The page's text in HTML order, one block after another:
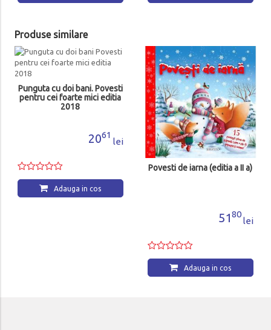
Produse similare
Punguta cu doi bani. Povesti
pentru cei foarte mici editia
2018
2061
lei
Adauga in cos
Povesti de iarna (editia a II a)
5180
lei
Adauga in cos